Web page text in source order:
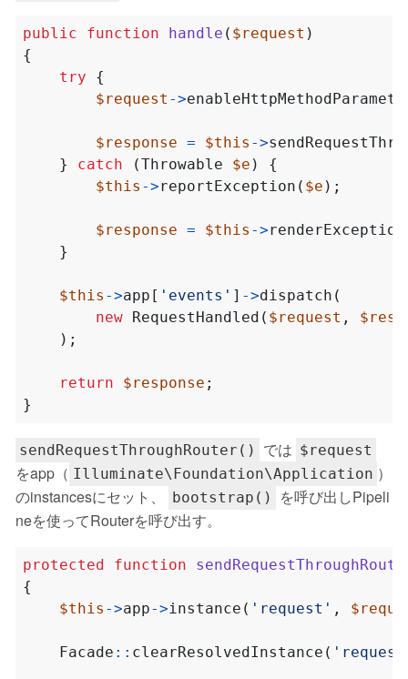
public function handle ( $request )
{
try
{
$request ->
$response = $this ->
}
catch (Throwable $e )
{
$this ->reportException ( $e );
$response = $this ->renderException
}
$this ->app [ 'events' ] ->dispatch (
new RequestHandled ( $request ,
);
return $response ;
}
sendRequestThroughRouter() では $request
をapp（ Illuminate\Foundation\Application ）
のinstancesにセット、
bootstrap()
を呼び出しPipeli
neを使ってRouterを呼び出す。
protected function
{
$this ->app->instance ( 'request' ,
Facade :: clearResolvedInstance (